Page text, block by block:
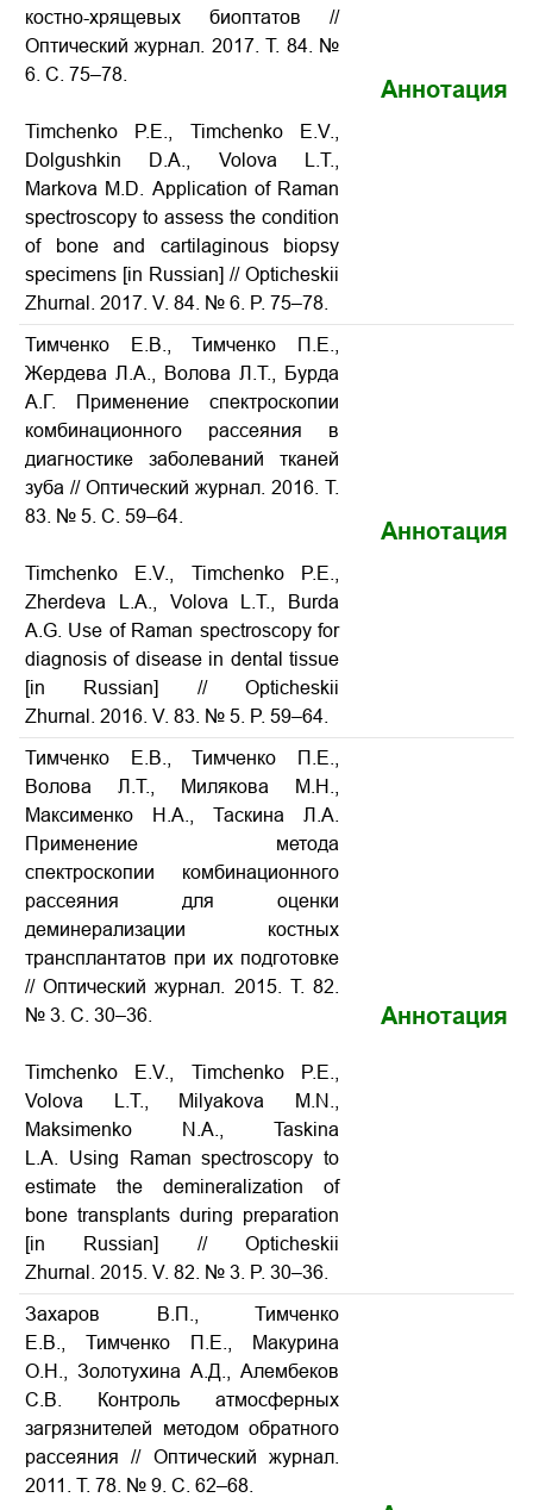
костно-хрящевых биоптатов //
Оптический журнал. 2017. Т. 84. №
6. С. 75–78.
Timchenko P.E., Timchenko E.V.,
Dolgushkin D.A., Volova L.T.,
Markova M.D. Application of Raman
spectroscopy to assess the condition
of bone and cartilaginous biopsy
specimens [in Russian] // Opticheskii
Zhurnal. 2017. V. 84. № 6. P. 75–78.
Аннотация
Тимченко Е.В., Тимченко П.Е.,
Жердева Л.А., Волова Л.Т., Бурда
А.Г. Применение спектроскопии
комбинационного рассеяния в
диагностике заболеваний тканей
зуба // Оптический журнал. 2016. Т.
83. № 5. С. 59–64.
Timchenko E.V., Timchenko P.E.,
Zherdeva L.A., Volova L.T., Burda
A.G. Use of Raman spectroscopy for
diagnosis of disease in dental tissue
[in Russian] // Opticheskii
Zhurnal. 2016. V. 83. № 5. P. 59–64.
Аннотация
Тимченко Е.В., Тимченко П.Е.,
Волова Л.Т., Милякова М.Н.,
Максименко Н.А., Таскина Л.А.
Применение метода
спектроскопии комбинационного
рассеяния для оценки
деминерализации костных
трансплантатов при их подготовке
// Оптический журнал. 2015. Т. 82.
№ 3. С. 30–36.
Timchenko E.V., Timchenko P.E.,
Volova L.T., Milyakova M.N.,
Maksimenko N.A., Taskina
L.A. Using Raman spectroscopy to
estimate the demineralization of
bone transplants during preparation
[in Russian] // Opticheskii
Zhurnal. 2015. V. 82. № 3. P. 30–36.
Аннотация
Захаров В.П., Тимченко
Е.В., Тимченко П.Е., Макурина
О.Н., Золотухина А.Д., Алембеков
С.В. Контроль атмосферных
загрязнителей методом обратного
рассеяния // Оптический журнал.
2011. Т. 78. № 9. С. 62–68.